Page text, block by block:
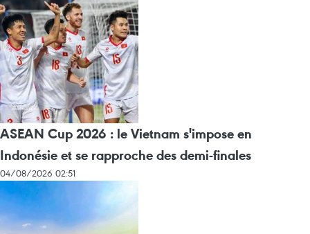
ASEAN Cup 2026 : le Vietnam s'impose en
Indonésie et se rapproche des demi-finales
04/08/2026 02:51